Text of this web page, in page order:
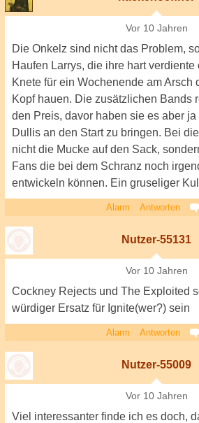
Vor 10 Jahren
Die Onkelz sind nicht das Problem,
Haufen Larrys, die ihre hart verdiente
Knete für ein Wochenende am Arsch
Kopf hauen. Die zusätzlichen Bands
den Preis, davor haben sie es aber
Dullis an den Start zu bringen. Bei
nicht die Mucke auf den Sack,
Fans die bei dem Schranz noch
entwickeln können. Ein gruseliger
Alarm Antworten
Nutzer-55131
Vor 10 Jahren
Cockney Rejects und The Exploited
würdiger Ersatz für Ignite(wer?) sein
Alarm Antworten
Nutzer-55009
Vor 10 Jahren
Viel interessanter finde ich es doch,